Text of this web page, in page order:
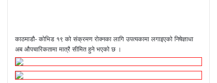
काठमाडौ- कोभिड १९ को संक्रमण रोक्नका लागि उपत्यकामा लगाइएको निषेज्ञाधा
अब औपचारिकतामा मात्रै सीमित हुने भएको छ ।